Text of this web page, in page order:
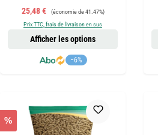
Prix de vente :
25,48 € Prix régulier :
(économie de 41.47%)
Prix TTC, frais de livraison en sus
−6%
Afficher les options
%